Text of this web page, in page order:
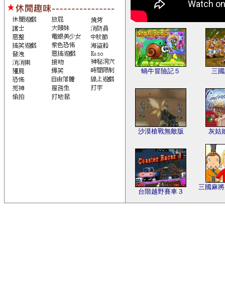
蝸牛冒險記５ 三
沙漠槍戰無敵版 灰姑
台階越野賽車３
三國麻